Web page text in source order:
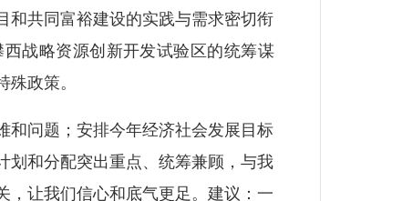
和共同富裕建设的实践与需求密切衔
战略资源创新开发试验区的统筹谋
政策。
问题；安排今年经济社会发展目标
划和分配突出重点、统筹兼顾，与我
，让我们信心和底气更足。建议：一